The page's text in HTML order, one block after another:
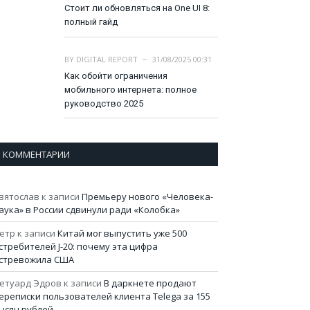
Стоит ли обновляться на One UI 8:
полный гайд
BY DIGITAL REPORT
31/08/2025 00:31
Как обойти ограничения
мобильного интернета: полное
руководство 2025
КОММЕНТАРИИ
к записи Премьеру нового «Человека-
в России сдвинули ради «Колобка»
к записи Китай мог выпустить уже 500
J-20: почему эта цифра
США
Эдров к записи В даркнете продают
пользователей клиента Telega за 155